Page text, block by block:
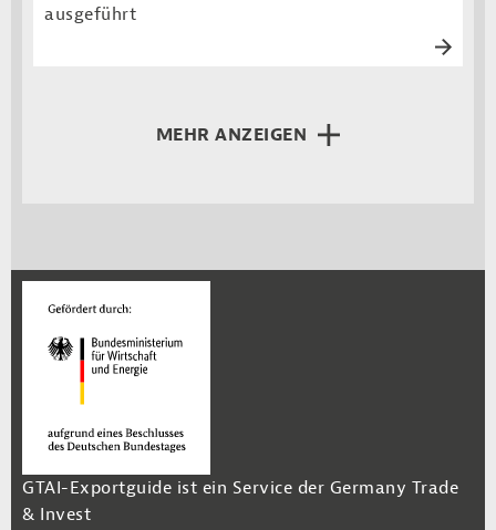
ausgeführt
MEHR ANZEIGEN
GTAI-Exportguide ist ein Service der Germany Trade
& Invest